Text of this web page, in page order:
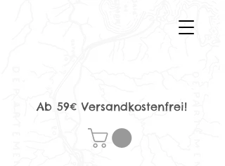
Ab 59€ Versandkostenfrei!